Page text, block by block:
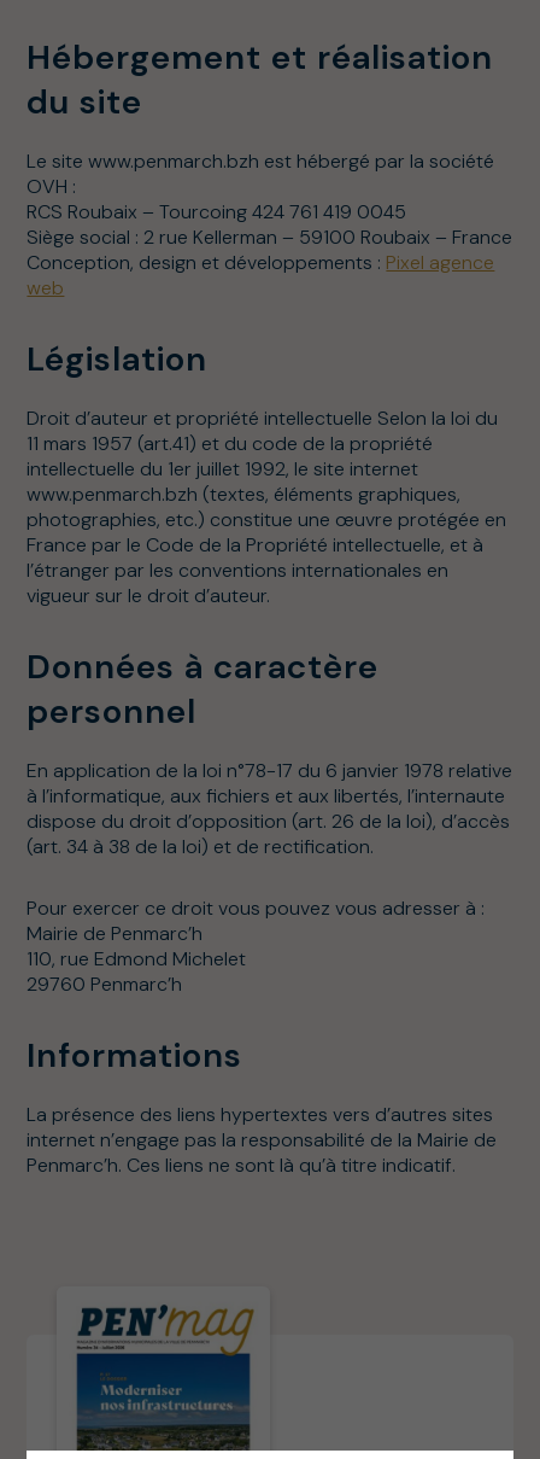
Hébergement et réalisation
du site
Le site www.penmarch.bzh est hébergé par la société
OVH :
RCS Roubaix – Tourcoing 424 761 419 0045
Siège social : 2 rue Kellerman – 59100 Roubaix – France
Conception, design et développements : Pixel agence
web
Législation
Droit d’auteur et propriété intellectuelle Selon la loi du
11 mars 1957 (art.41) et du code de la propriété
intellectuelle du 1er juillet 1992, le site internet
www.penmarch.bzh (textes, éléments graphiques,
photographies, etc.) constitue une œuvre protégée en
France par le Code de la Propriété intellectuelle, et à
l’étranger par les conventions internationales en
vigueur sur le droit d’auteur.
Données à caractère
personnel
En application de la loi n°78-17 du 6 janvier 1978 relative
à l’informatique, aux fichiers et aux libertés, l’internaute
dispose du droit d’opposition (art. 26 de la loi), d’accès
(art. 34 à 38 de la loi) et de rectification.
Pour exercer ce droit vous pouvez vous adresser à :
Mairie de Penmarc’h
110, rue Edmond Michelet
29760 Penmarc’h
Informations
La présence des liens hypertextes vers d’autres sites
internet n’engage pas la responsabilité de la Mairie de
Penmarc’h. Ces liens ne sont là qu’à titre indicatif.